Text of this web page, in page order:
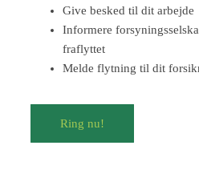
Give besked til dit arbejde
Informere
fraflyttet
Melde flytning til dit
Ring nu!